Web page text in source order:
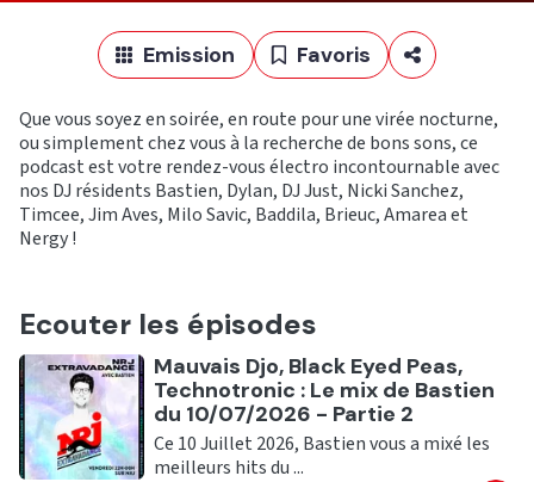
Emission Favoris
Que vous soyez en soirée, en route pour une virée nocturne,
ou simplement chez vous à la recherche de bons sons, ce
podcast est votre rendez-vous électro incontournable avec
nos DJ résidents Bastien, Dylan, DJ Just, Nicki Sanchez,
Timcee, Jim Aves, Milo Savic, Baddila, Brieuc, Amarea et
Nergy !
Ecouter les épisodes
Ecouter
Mauvais Djo, Black Eyed Peas,
Technotronic : Le mix de Bastien
du 10/07/2026 - Partie 2
Ce 10 Juillet 2026, Bastien vous a mixé les
meilleurs hits du ...